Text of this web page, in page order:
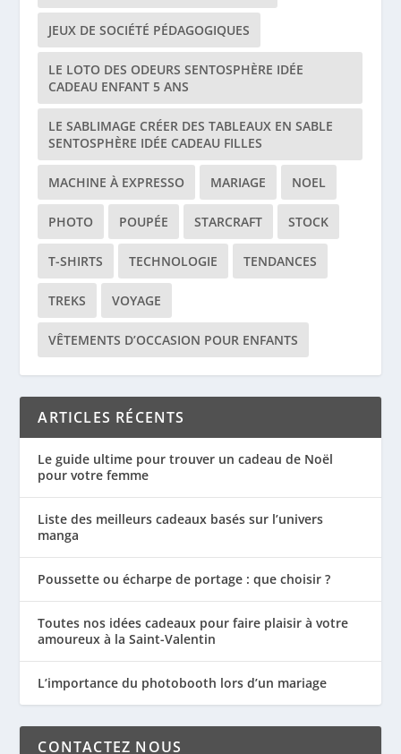
JEUX DE SOCIÉTÉ PÉDAGOGIQUES
LE LOTO DES ODEURS SENTOSPHÈRE IDÉE
CADEAU ENFANT 5 ANS
LE SABLIMAGE CRÉER DES TABLEAUX EN SABLE
SENTOSPHÈRE IDÉE CADEAU FILLES
MACHINE À EXPRESSO MARIAGE NOEL
PHOTO POUPÉE STARCRAFT STOCK
T-SHIRTS TECHNOLOGIE TENDANCES
TREKS VOYAGE
VÊTEMENTS D’OCCASION POUR ENFANTS
ARTICLES RÉCENTS
Le guide ultime pour trouver un cadeau de Noël
pour votre femme
Liste des meilleurs cadeaux basés sur l’univers
manga
Poussette ou écharpe de portage : que choisir ?
Toutes nos idées cadeaux pour faire plaisir à votre
amoureux à la Saint-Valentin
L’importance du photobooth lors d’un mariage
CONTACTEZ NOUS